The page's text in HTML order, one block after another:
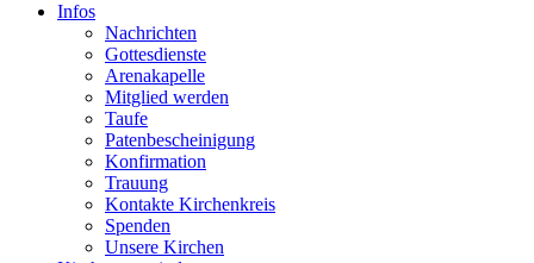
Infos
Nachrichten
Gottesdienste
Arenakapelle
Mitglied werden
Taufe
Patenbescheinigung
Konfirmation
Trauung
Kontakte Kirchenkreis
Spenden
Unsere Kirchen